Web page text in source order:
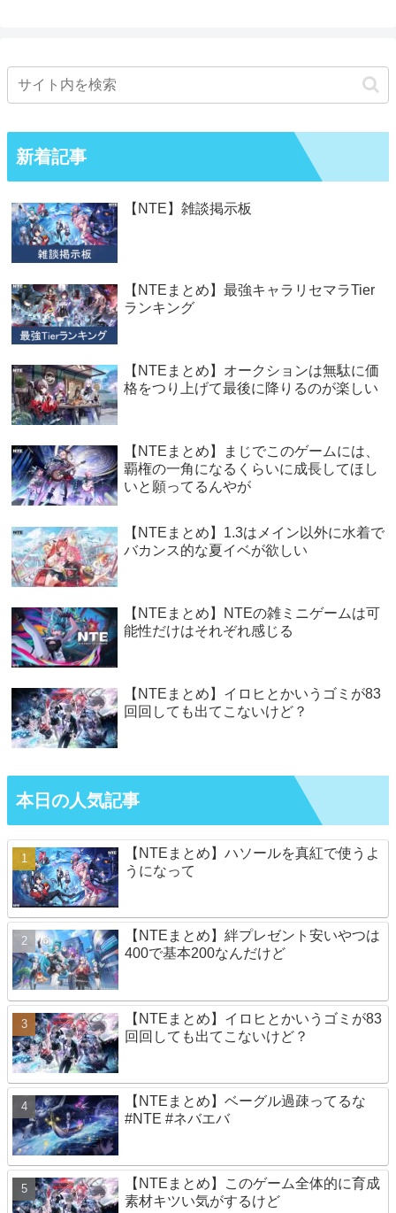
新着記事
【NTE】雑談掲示板
【NTEまとめ】最強キャラリセマラTier
ランキング
【NTEまとめ】オークションは無駄に価
格をつり上げて最後に降りるのが楽しい
【NTEまとめ】まじでこのゲームには、
覇権の一角になるくらいに成長してほし
いと願ってるんやが
【NTEまとめ】1.3はメイン以外に水着で
バカンス的な夏イベが欲しい
【NTEまとめ】NTEの雑ミニゲームは可
能性だけはそれぞれ感じる
【NTEまとめ】イロヒとかいうゴミが83
回回しても出てこないけど？
本日の人気記事
【NTEまとめ】ハソールを真紅で使うよ
うになって
【NTEまとめ】絆プレゼント安いやつは
400で基本200なんだけど
【NTEまとめ】イロヒとかいうゴミが83
回回しても出てこないけど？
【NTEまとめ】ベーグル過疎ってるな
#NTE #ネバエバ
【NTEまとめ】このゲーム全体的に育成
素材キツい気がするけど